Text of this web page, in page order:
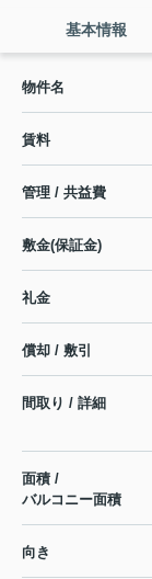
基本情報
物件名
賃料
管理 / 共益費
敷金(保証金)
礼金
償却 / 敷引
間取り / 詳細
面積 /
バルコニー面積
向き